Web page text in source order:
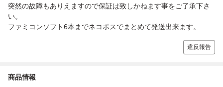
突然の故障もありえますので保証は致しかねます事をご了承下さ
い。
ファミコンソフト6本までネコポスでまとめて発送出来ます。
違反報告
商品情報